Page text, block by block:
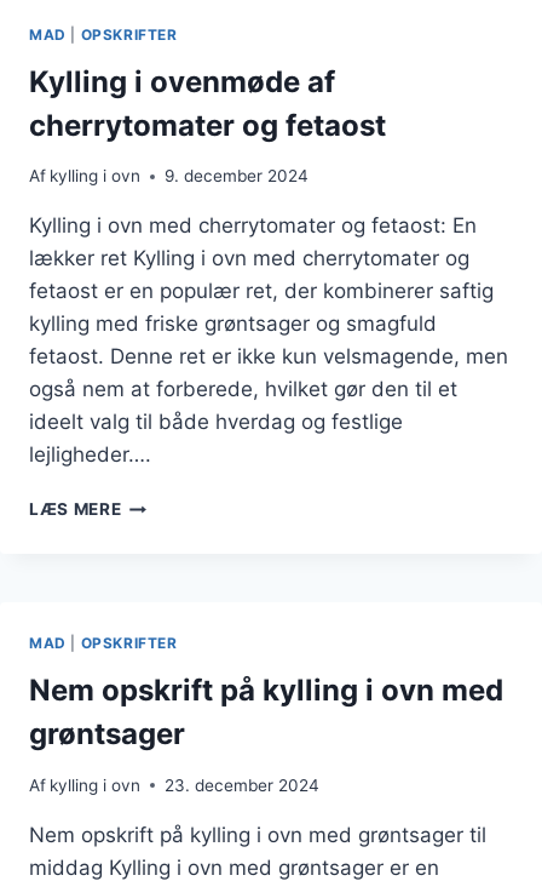
MAD OPSKRIFTER
Kylling i ovenmøde af
cherrytomater og fetaost
Af kylling i ovn 9. december 2024
Kylling i ovn med cherrytomater og fetaost: En
lækker ret Kylling i ovn med cherrytomater og
fetaost er en populær ret, der kombinerer saftig
kylling med friske grøntsager og smagfuld
fetaost. Denne ret er ikke kun velsmagende, men
også nem at forberede, hvilket gør den til et
ideelt valg til både hverdag og festlige
lejligheder….
LÆS MEREKYLLING
MAD OPSKRIFTER
Nem opskrift på kylling i ovn med
grøntsager
Af kylling i ovn 23. december 2024
Nem opskrift på kylling i ovn med grøntsager til
middag Kylling i ovn med grøntsager er en